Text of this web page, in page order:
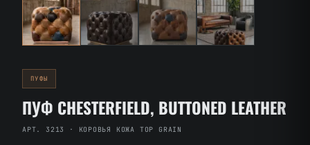
ПУФЫ
ПУФ CHESTERFIELD, BUTTONED LEATHER
АРТ. 3213 · КОРОВЬЯ КОЖА TOP GRAIN